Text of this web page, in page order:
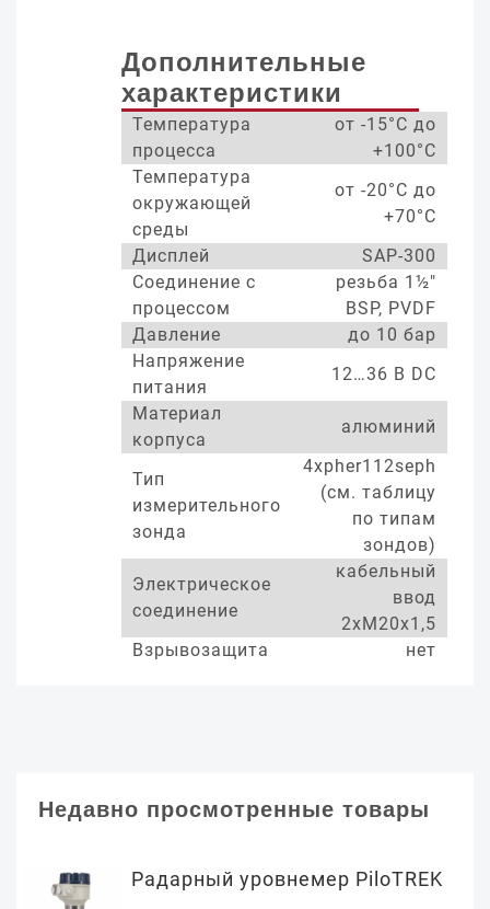
Дополнительные
характеристики
Температура
процесса
от -15°С до
+100°С
Температура
окружающей
среды
от -20°С до
+70°С
Дисплей
SAP-300
Соединение с
процессом
резьба 1½"
BSP, PVDF
Давление
до 10 бар
Напряжение
питания
12…36 В DC
Материал
корпуса
алюминий
Тип
измерительного
зонда
4xpher112seph
(см. таблицу
по типам
зондов)
Электрическое
соединение
кабельный
ввод
2хМ20х1,5
Взрывозащита
нет
Недавно просмотренные товары
Радарный уровнемер PiloTREK